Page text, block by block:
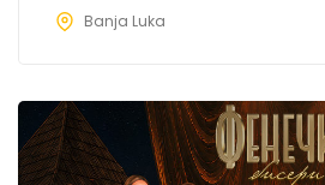
Banja Luka